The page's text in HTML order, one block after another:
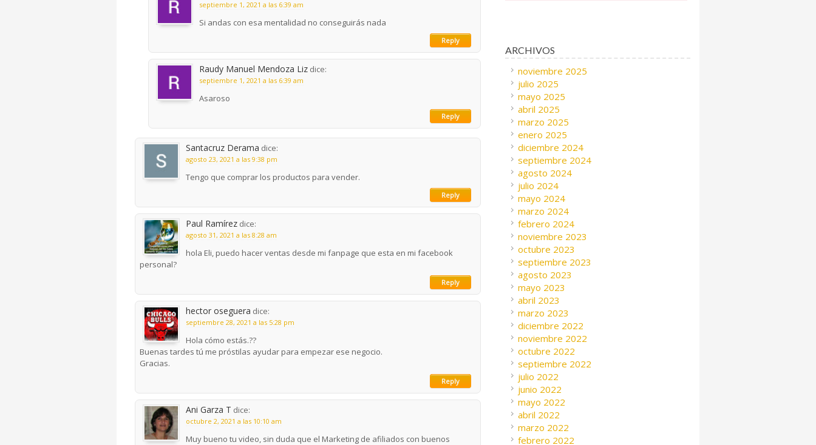
septiembre 1, 2021 a las 6:39 am
Si andas con esa mentalidad no conseguirás nada
Reply
Raudy Manuel Mendoza Liz dice:
septiembre 1, 2021 a las 6:39 am
Asaroso
Reply
Santacruz Derama dice:
agosto 23, 2021 a las 9:38 pm
Tengo que comprar los productos para vender.
Reply
Paul Ramírez dice:
agosto 31, 2021 a las 8:28 am
hola Eli, puedo hacer ventas desde mi fanpage que esta en mi facebook
personal?
Reply
hector oseguera dice:
septiembre 28, 2021 a las 5:28 pm
Hola cómo estás.??
Buenas tardes tú me próstilas ayudar para empezar ese negocio.
Gracias.
Reply
Ani Garza T dice:
octubre 2, 2021 a las 10:10 am
Muy bueno tu video, sin duda que el Marketing de afiliados con buenos
ARCHIVOS
noviembre 2025
julio 2025
mayo 2025
abril 2025
marzo 2025
enero 2025
diciembre 2024
septiembre 2024
agosto 2024
julio 2024
mayo 2024
marzo 2024
febrero 2024
noviembre 2023
octubre 2023
septiembre 2023
agosto 2023
mayo 2023
abril 2023
marzo 2023
diciembre 2022
noviembre 2022
octubre 2022
septiembre 2022
julio 2022
junio 2022
mayo 2022
abril 2022
marzo 2022
febrero 2022